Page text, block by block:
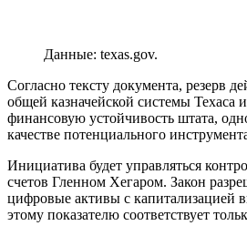
Данные: texas.gov.
Согласно тексту документа, резерв
общей казначейской системы Техаса
финансовую устойчивость штата,
качестве потенциального
Инициатива будет управляться
счетов Гленном Хегаром. Закон
цифровые активы с капитализацией
этому показателю соответствует